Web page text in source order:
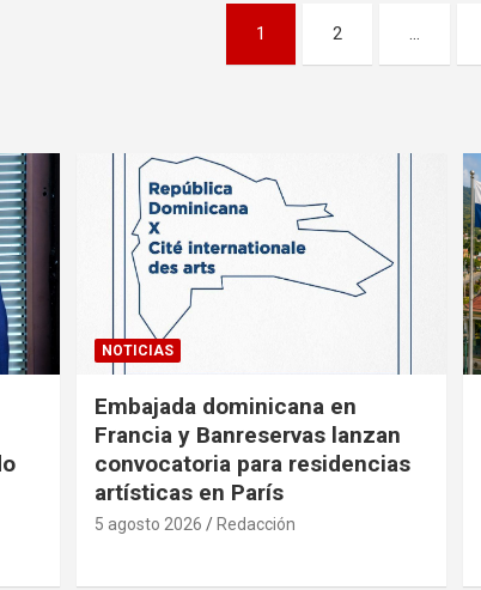
1 2
NOTICIAS
Embajada dominicana en
Francia y Banreservas lanzan
convocatoria para residencias
artísticas en París
5 agosto 2026 Redacción